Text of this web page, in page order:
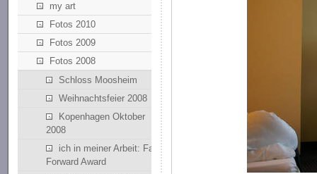
my art
Fotos 2010
Fotos 2009
Fotos 2008
Schloss Moosheim
Weihnachtsfeier 2008
Kopenhagen Oktober
2008
ich in meiner Arbeit: Fast
Forward Award